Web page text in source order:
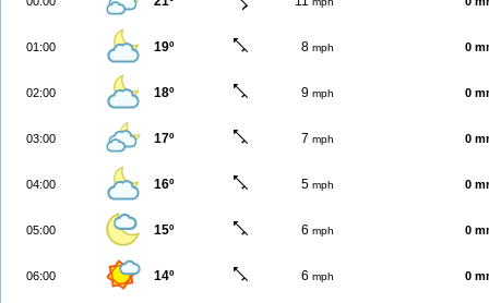
01:00 19º 8 mph 0
02:00 18º 9 mph 0
03:00 17º 7 mph 0
04:00 16º 5 mph 0
05:00 15º 6 mph 0
06:00 14º 6 mph 0